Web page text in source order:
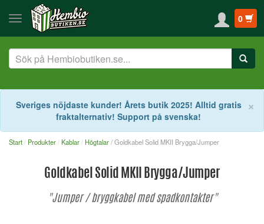
0
×
Sveriges nöjdaste kunder! Årets butik 2025! Alltid gratis
fraktalternativ! Support på svenska!
Start Produkter Kablar Högtalar/ Goldkabel Solid MKII Brygga/Jumper
Goldkabel Solid MKII Brygga/Jumper
"Jumper / bryggkabel med spadkontakter"